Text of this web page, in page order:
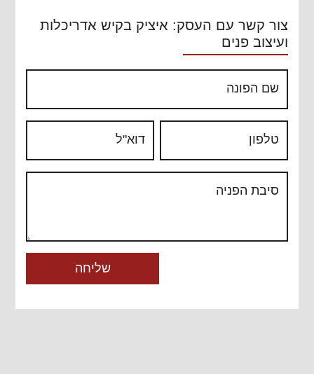
צור קשר עם העסק: איציק בקיש אדריכלות
ועיצוב פנים
שם הפונה
טלפון דוא"ל
סיבת הפניה
שליחה